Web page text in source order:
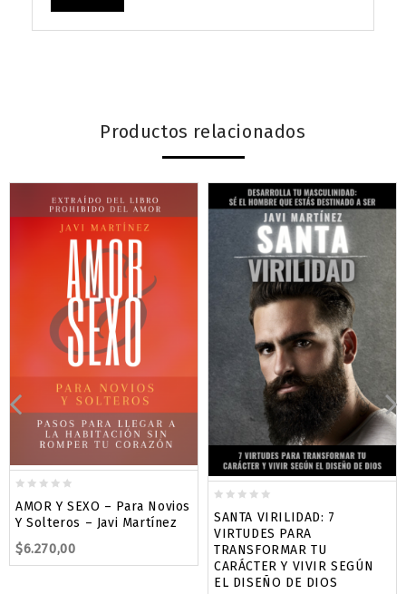
Productos relacionados
out
of
5
AMOR Y SEXO – Para Novios
Y Solteros – Javi Martínez
$6.270,00
out
of
5
SANTA VIRILIDAD: 7
VIRTUDES PARA
TRANSFORMAR TU
CARÁCTER Y VIVIR SEGÚN
EL DISEÑO DE DIOS